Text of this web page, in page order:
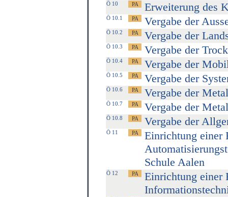
Ö 10 Erweiterung des
Ö 10.1 Vergabe der
Ö 10.2 Vergabe der
Ö 10.3 Vergabe der
Ö 10.4 Vergabe der
Ö 10.5 Vergabe der
Ö 10.6 Vergabe der
Ö 10.7 Vergabe der
Ö 10.8 Vergabe der
Ö 11
Einrichtung einer
Schule Aalen
Ö 12
Einrichtung einer